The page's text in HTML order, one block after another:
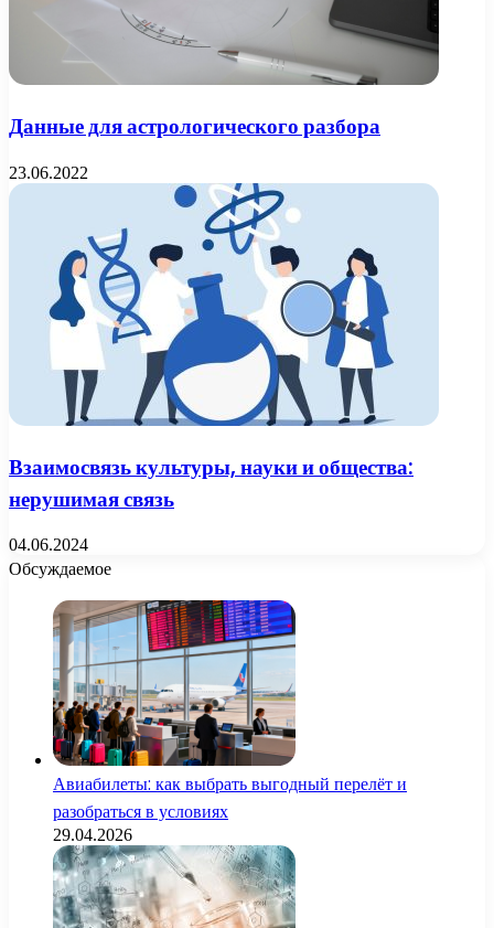
Данные для астрологического разбора
23.06.2022
Взаимосвязь культуры, науки и общества:
нерушимая связь
04.06.2024
Обсуждаемое
Авиабилеты: как выбрать выгодный перелёт и
разобраться в условиях
29.04.2026